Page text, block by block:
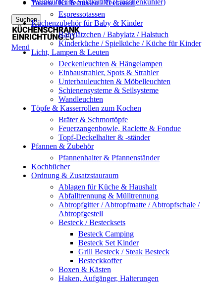
Weinkühler & Sektkühler (Flaschenkühler)
Suchen
Menü
Tassen / Kaffeetassen / Teetassen
Espressotassen
Küchenzubehör für Baby & Kinder
Babylätzchen / Babylatz / Halstuch
Kinderküche / Spielküche / Küche für Kinder
Licht, Lampen & Leuten
Deckenleuchten & Hängelampen
Einbaustrahler, Spots & Strahler
Unterbauleuchten & Möbelleuchten
Schienensysteme & Seilsysteme
Wandleuchten
Töpfe & Kasserrollen zum Kochen
Bräter & Schmortöpfe
Feuerzangenbowle, Raclette & Fondue
Topf-Deckelhalter & -ständer
Pfannen & Zubehör
Pfannenhalter & Pfannenständer
Kochbücher
Ordnung & Zusatzstauraum
Ablagen für Küche & Haushalt
Abfalltrennung & Mülltrennung
Abtropfgitter / Abtropfmatte / Abtropfschale /
Abtropfgestell
Besteck / Bestecksets
Besteck Camping
Besteck Set Kinder
Grill Besteck / Steak Besteck
Besteckkoffer
Boxen & Kästen
Haken, Aufgänger, Halterungen